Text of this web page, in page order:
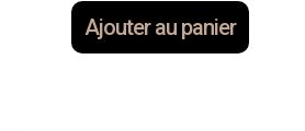
Ajouter au panier